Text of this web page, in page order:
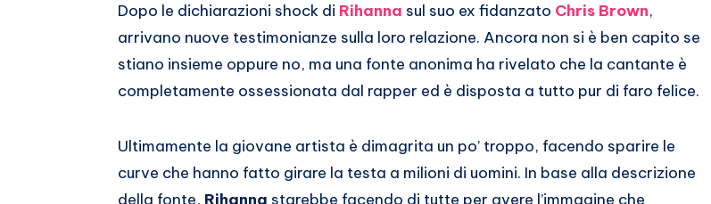
Whatsapp
Dopo le dichiarazioni shock di Rihanna sul suo ex fidanzato Chris Brown,
arrivano nuove testimonianze sulla loro relazione. Ancora non si è ben capito se
stiano insieme oppure no, ma una fonte anonima ha rivelato che la cantante è
completamente ossessionata dal rapper ed è disposta a tutto pur di faro felice.
Ultimamente la giovane artista è dimagrita un po’ troppo, facendo sparire le
curve che hanno fatto girare la testa a milioni di uomini. In base alla descrizione
della fonte, Rihanna starebbe facendo di tutte per avere l’immagine che